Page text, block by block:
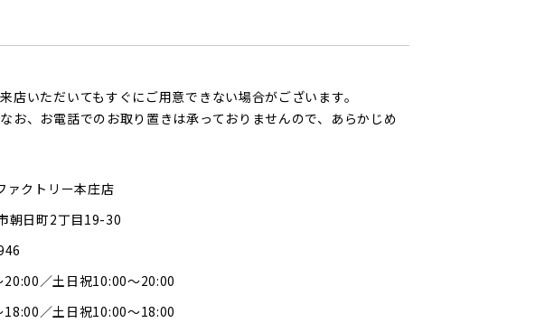
いただいてもすぐにご用意できない場合がございます。
お、お電話でのお取り置きは承っておりませんので、あらかじめ
ァクトリー本庄店
朝日町2丁目19-30
20:00／土日祝10:00～20:00
18:00／土日祝10:00～18:00